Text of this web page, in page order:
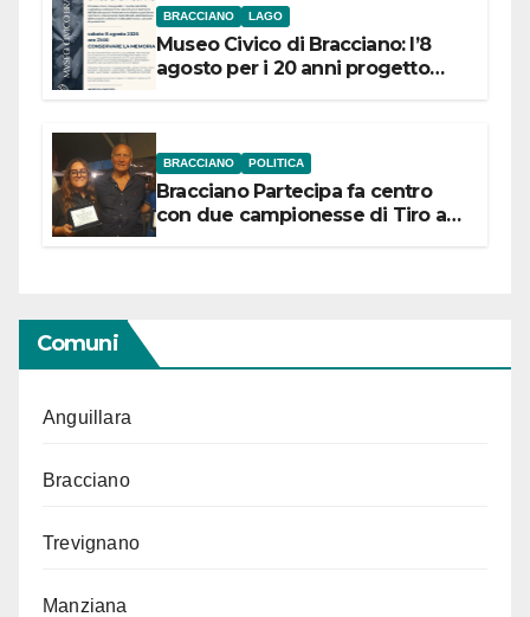
BRACCIANO LAGO
Museo Civico di Bracciano: l’8
agosto per i 20 anni progetto
BRACCIANO POLITICA
Bracciano Partecipa fa centro
con due campionesse di Tiro a
Comuni
Anguillara
Bracciano
Trevignano
Manziana